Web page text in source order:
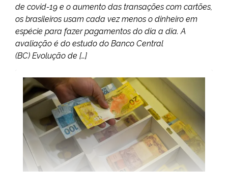
de covid-19 e o aumento das transações com cartões,
os brasileiros usam cada vez menos o dinheiro em
espécie para fazer pagamentos do dia a dia. A
avaliação é do estudo do Banco Central
(BC) Evolução de […]